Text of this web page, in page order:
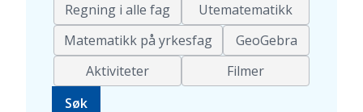
Regning i alle fag
Utematematikk
Matematikk på yrkesfag
GeoGebra
Aktiviteter
Filmer